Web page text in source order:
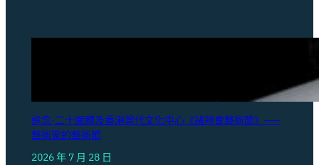
進念·二十面體及香港當代文化中心《諸神會藝術節》——
藝術家的藝術節
2026 年 7 月 28 日